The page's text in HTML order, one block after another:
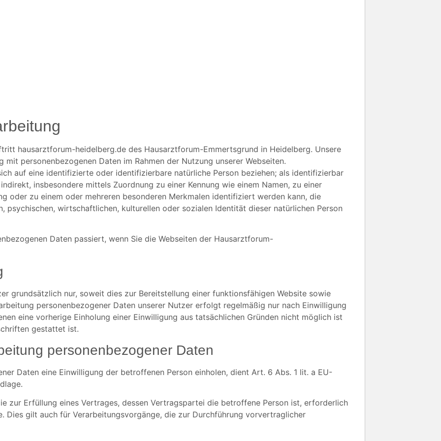
hausarztforum-heidelberg.de des Hausarztforum-Emmertsgrund in Heidelberg. Unsere
personenbezogenen Daten im Rahmen der Nutzung unserer Webseiten.
auf eine identifizierte oder identifizierbare natürliche Person beziehen; als identifizierbar
insbesondere mittels Zuordnung zu einer Kennung wie einem Namen, zu einer
oder zu einem oder mehreren besonderen Merkmalen identifiziert werden kann, die
psychischen, wirtschaftlichen, kulturellen oder sozialen Identität dieser natürlichen Person
Daten passiert, wenn Sie die Webseiten der Hausarztforum-
grundsätzlich nur, soweit dies zur Bereitstellung einer funktionsfähigen Website sowie
personenbezogener Daten unserer Nutzer erfolgt regelmäßig nur nach Einwilligung
eine vorherige Einholung einer Einwilligung aus tatsächlichen Gründen nicht möglich ist
gestattet ist.
personenbezogener Daten
Daten eine Einwilligung der betroffenen Person einholen, dient Art. 6 Abs. 1 lit. a EU-
zur Erfüllung eines Vertrages, dessen Vertragspartei die betroffene Person ist, erforderlich
Dies gilt auch für Verarbeitungsvorgänge, die zur Durchführung vorvertraglicher